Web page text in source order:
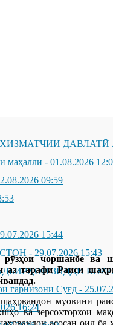
ДАВЛАТӢ
маҳаллӣ - 01.08.2026
09:59
15:44
- 29.07.2026 15:43
ЗИДДИ
гарнизони Суғд -
16:24
чоршанбе ва
аз тарафи Раиси
муовини
ва зерсохторхои
асосан оид